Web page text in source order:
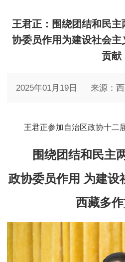
王君正：围绕团结和民
协委员作用为建设社会
贡献
2025年01月19日 来源：
王君正参加自治区政协十二
围绕团结和民主
政协委员作用 为建设
西藏多